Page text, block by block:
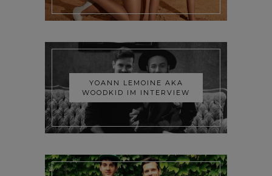
YOANN LEMOINE AKA
WOODKID IM INTERVIEW